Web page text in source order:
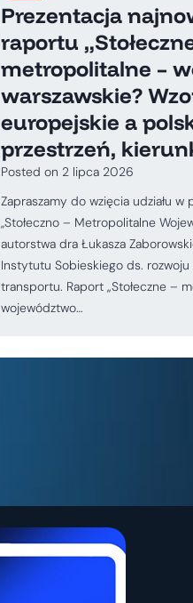
Prezentacja
raportu
metropolitalne –
warszawskie?
europejskie a
przestrzeń,
Posted on 2 lipca 2026
Zapraszamy do wzięcia udziału
,,Stołeczno – Metropolitalne
autorstwa dra Łukasza
Instytutu Sobieskiego ds.
transportu. Raport „Stołeczne –
województwo…